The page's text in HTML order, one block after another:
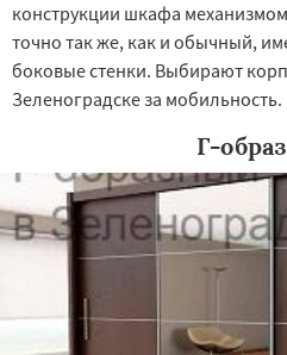
конструкции шкафа
точно так же, как и обычный,
боковые стенки. Выбирают
Зеленоградске за мобильность.
Г-